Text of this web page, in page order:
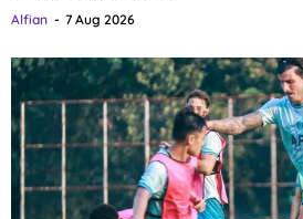
Alfian 7 Aug 2026